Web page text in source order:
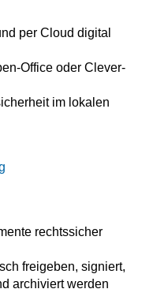
per Cloud digital
Office oder Clever-
im lokalen
rechtssicher
freigeben, signiert,
archiviert werden